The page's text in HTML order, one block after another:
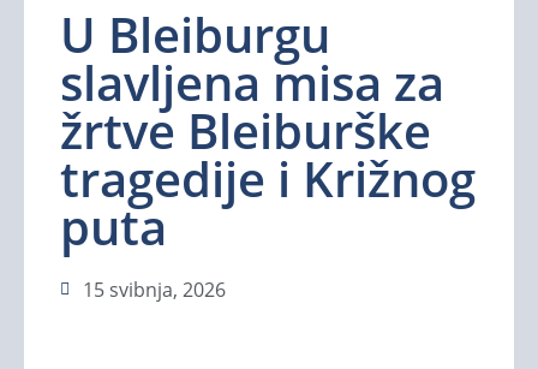
U Bleiburgu
slavljena misa za
žrtve Bleiburške
tragedije i Križnog
puta
15 svibnja, 2026